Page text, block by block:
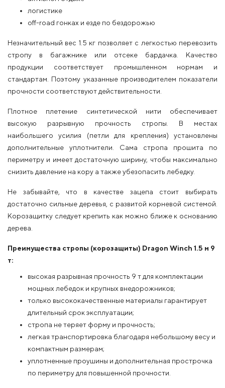
логистике
off-road гонках и езде по бездорожью
Незначительный вес 1.5 кг позволяет с легкостью перевозить
стропу в багажнике или отсеке бардачка. Качество
продукции соответствует промышленном нормам и
стандартам. Поэтому указанные производителем показатели
прочности соответствуют действительности.
Плотное плетение синтетической нити обеспечивает
высокую разрывную прочность стропы. В местах
наибольшего усилия (петли для крепления) установлены
дополнительные уплотнители. Сама стропа прошита по
периметру и имеет достаточную ширину, чтобы максимально
снизить давление на кору а также убезопасить лебедку.
Не забывайте, что в качестве зацепа стоит выбирать
достаточно сильные деревья, с развитой корневой системой.
Корозащитку следует крепить как можно ближе к основанию
дерева.
Преимущества стропы (корозащиты) Dragon Winch 1.5 м 9
т:
высокая разрывная прочность 9 т для комплектации
мощных лебедок и крупных внедорожников;
только высококачественные материалы гарантирует
длительный срок эксплуатации;
стропа не теряет форму и прочность;
легкая транспортировка благодаря небольшому весу и
компактным размерам;
уплотненные проушины и дополнительная прострочка
по периметру для повышенной прочности.